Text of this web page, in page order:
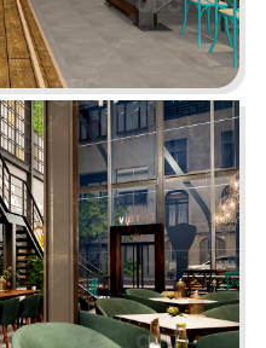
GIA
khéo léo kết hợp nét
Trung Hải với vẻ đẹp
của Indochine